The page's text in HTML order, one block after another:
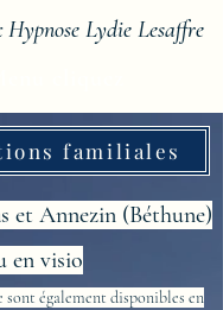
Lydie Lesaffre
familiales
et Annezin (Béthune)
en visio
sont également disponibles en